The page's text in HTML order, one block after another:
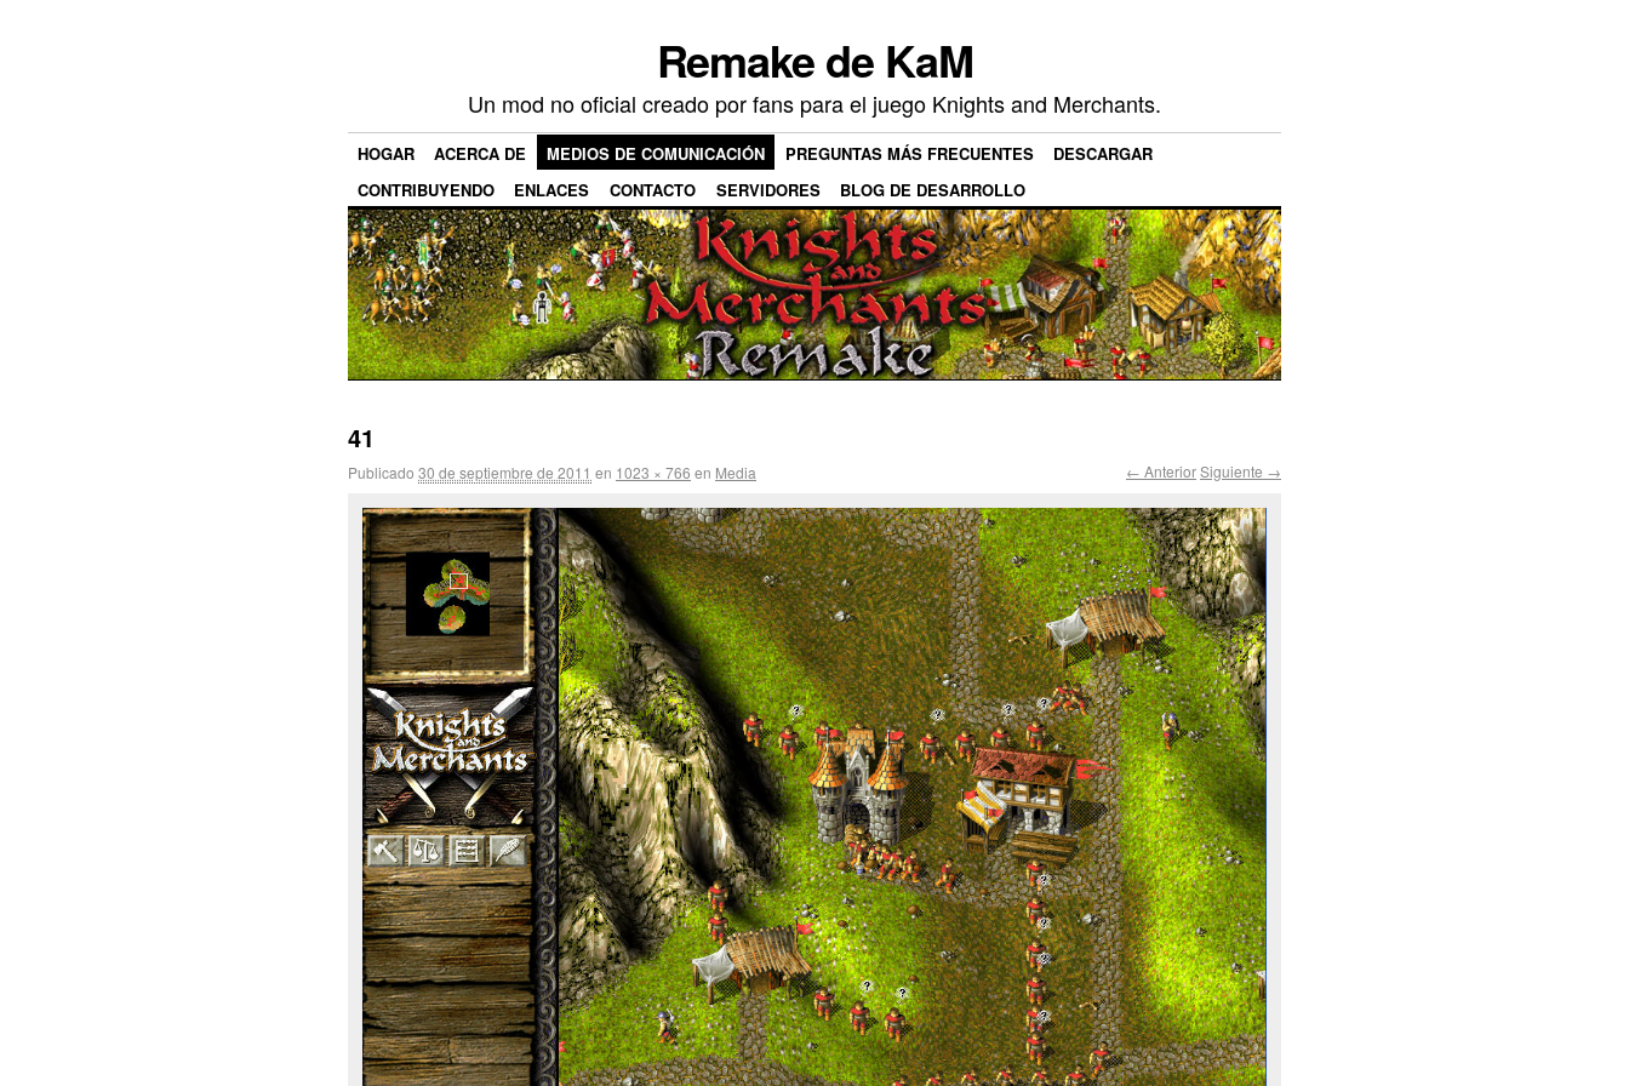
Remake de KaM
Un mod no oficial creado por fans para el juego Knights and Merchants.
HOGAR ACERCA DE MEDIOS DE COMUNICACIÓN PREGUNTAS MÁS FRECUENTES
DESCARGAR
CONTRIBUYENDO
ENLACES CONTACTO SERVIDORES BLOG DE DESARROLLO
41
Publicado 30 de septiembre de 2011 en 1023 × 766 en Media ← AnteriorSiguiente →